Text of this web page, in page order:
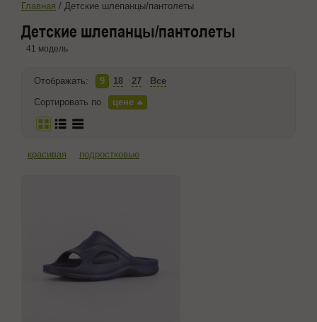
Главная / Детские шлепанцы/пантолеты
Детские шлепанцы/пантолеты
41 модель
Отображать: 9 18 27
Все
Сортировать по
цене
красивая подростковые